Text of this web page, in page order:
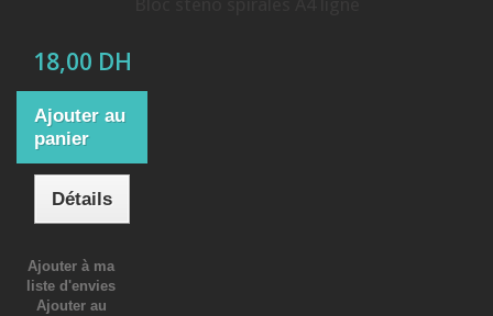
18,00 DH
Ajouter au
panier
Détails
Ajouter à ma
liste d'envies
Ajouter au